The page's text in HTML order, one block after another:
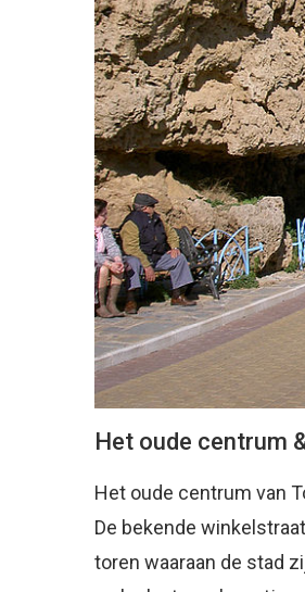
Het oude centrum
Het oude centrum van
De bekende
toren waaraan de stad